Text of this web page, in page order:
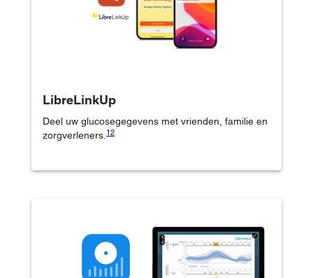
LibreLinkUp
Deel uw glucosegegevens met vrienden, familie en
zorgverleners. 12